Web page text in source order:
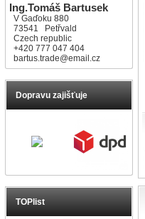
Ing.Tomáš Bartusek
V Gaďoku 880
73541 Petřvald
Czech republic
+420 777 047 404
bartus.trade@email.cz
Dopravu zajišťuje
TOPlist